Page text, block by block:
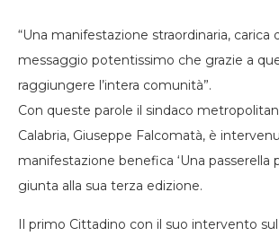
“Una manifestazione straordinaria, carica
messaggio potentissimo che grazie a
raggiungere l’intera comunità”.
Con queste parole il sindaco
Calabria, Giuseppe Falcomatà, è
manifestazione benefica ‘Una passerella
giunta alla sua terza edizione.
Il primo Cittadino con il suo intervento